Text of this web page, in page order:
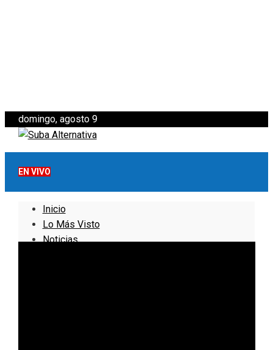
domingo, agosto 9
EN VIVO
Inicio
Lo Más Visto
Noticias